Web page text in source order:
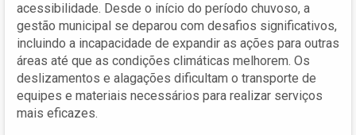
acessibilidade. Desde o início do período chuvoso, a
gestão municipal se deparou com desafios significativos,
incluindo a incapacidade de expandir as ações para outras
áreas até que as condições climáticas melhorem. Os
deslizamentos e alagações dificultam o transporte de
equipes e materiais necessários para realizar serviços
mais eficazes.